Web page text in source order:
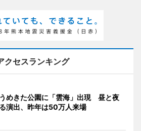
クセスランキング
めきた公園に「雲海」出現 昼と夜
演出、昨年は50万人来場